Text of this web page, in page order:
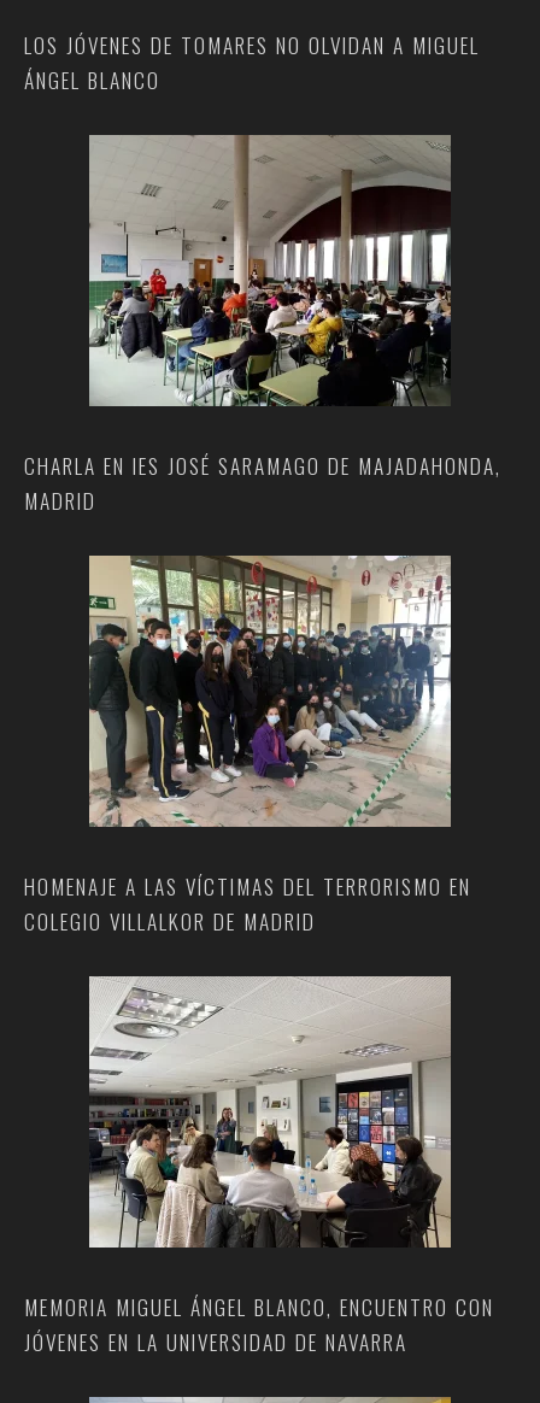
LOS JÓVENES DE TOMARES NO OLVIDAN A MIGUEL
ÁNGEL BLANCO
CHARLA EN IES JOSÉ SARAMAGO DE MAJADAHONDA,
MADRID
HOMENAJE A LAS VÍCTIMAS DEL TERRORISMO EN
COLEGIO VILLALKOR DE MADRID
MEMORIA MIGUEL ÁNGEL BLANCO, ENCUENTRO CON
JÓVENES EN LA UNIVERSIDAD DE NAVARRA